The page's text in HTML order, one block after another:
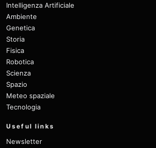
Intelligenza Artificiale
Ambiente
Genetica
Storia
Fisica
Robotica
Scienza
Spazio
Meteo spaziale
Tecnologia
Useful links
Newsletter